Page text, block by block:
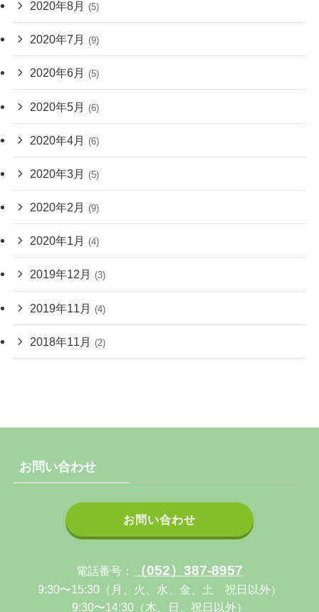
2020年8月 (5)
2020年7月 (9)
2020年6月 (5)
2020年5月 (6)
2020年4月 (6)
2020年3月 (5)
2020年2月 (9)
2020年1月 (4)
2019年12月 (3)
2019年11月 (4)
2018年11月 (2)
お問い合わせ
お問い合わせ
電話番号： （052）387-8957
9:30〜15:30（月、火、水、金、土 祝日以外）
9:30〜14:30（木、日、祝日以外）